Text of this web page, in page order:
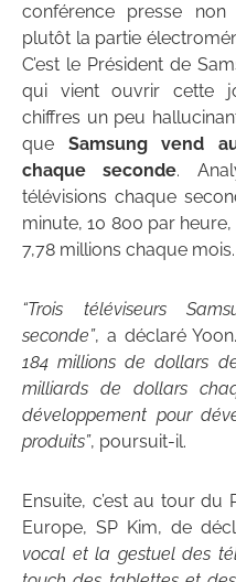
conférence presse
plutôt la partie
C’est le Président de
qui vient ouvrir cette
chiffres un peu
que Samsung vend
chaque seconde.
télévisions chaque
minute, 10 800 par
7,78 millions chaque
“Trois téléviseurs
seconde”, a déclaré Yoon.
184 millions de dollars
milliards de dollars
développement pour
produits”, poursuit-il.
Ensuite, c’est au tour du
Europe, SP Kim, de
vocal et la gestuel des